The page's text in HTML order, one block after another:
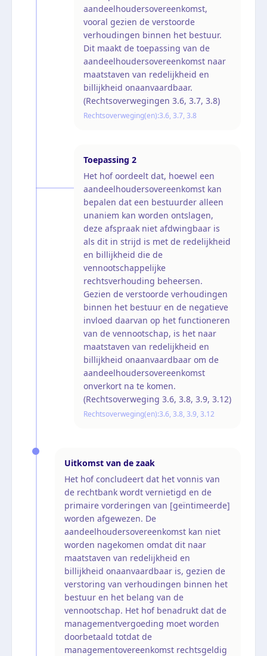
aandeelhoudersovereenkomst,
vooral gezien de verstoorde
verhoudingen binnen het bestuur.
Dit maakt de toepassing van de
aandeelhoudersovereenkomst naar
maatstaven van redelijkheid en
billijkheid onaanvaardbaar.
(Rechtsoverwegingen 3.6, 3.7, 3.8)
Rechtsoverweging(en):3.6, 3.7, 3.8
Toepassing 2
Het hof oordeelt dat, hoewel een
aandeelhoudersovereenkomst kan
bepalen dat een bestuurder alleen
unaniem kan worden ontslagen,
deze afspraak niet afdwingbaar is
als dit in strijd is met de redelijkheid
en billijkheid die de
vennootschappelijke
rechtsverhouding beheersen.
Gezien de verstoorde verhoudingen
binnen het bestuur en de negatieve
invloed daarvan op het functioneren
van de vennootschap, is het naar
maatstaven van redelijkheid en
billijkheid onaanvaardbaar om de
aandeelhoudersovereenkomst
onverkort na te komen.
(Rechtsoverweging 3.6, 3.8, 3.9, 3.12)
Rechtsoverweging(en):3.6, 3.8, 3.9, 3.12
Uitkomst van de zaak
Het hof concludeert dat het vonnis van
de rechtbank wordt vernietigd en de
primaire vorderingen van [geïntimeerde]
worden afgewezen. De
aandeelhoudersovereenkomst kan niet
worden nagekomen omdat dit naar
maatstaven van redelijkheid en
billijkheid onaanvaardbaar is, gezien de
verstoring van verhoudingen binnen het
bestuur en het belang van de
vennootschap. Het hof benadrukt dat de
managementvergoeding moet worden
doorbetaald totdat de
managementovereenkomst rechtsgeldig